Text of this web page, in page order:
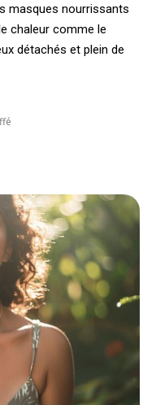
masques nourrissants
chaleur comme le
détachés et plein de